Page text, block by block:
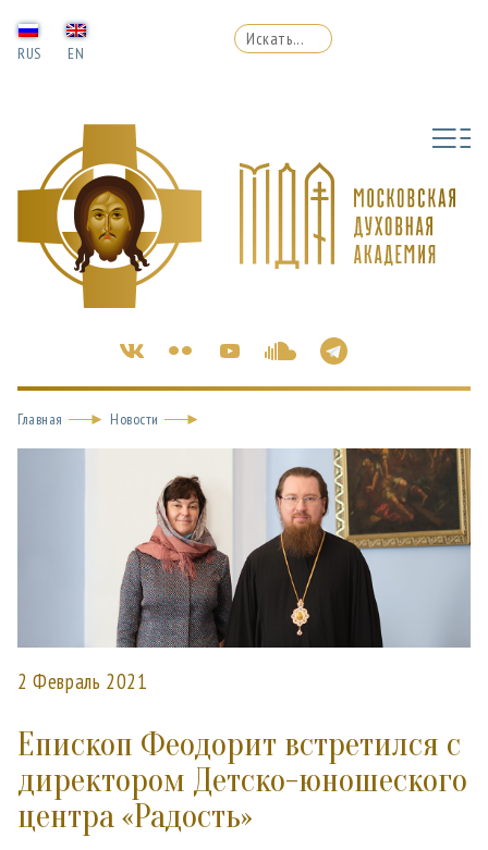
RUS EN
Главная Новости
2 Февраль 2021
Епископ Феодорит встретился с
директором Детско-юношеского
центра «Радость»